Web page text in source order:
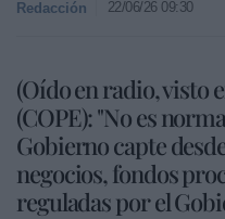
Redacción 22/06/26 09:30
(Oído en radio, visto
(COPE): "No es
Gobierno capte
negocios, fondos
reguladas por el